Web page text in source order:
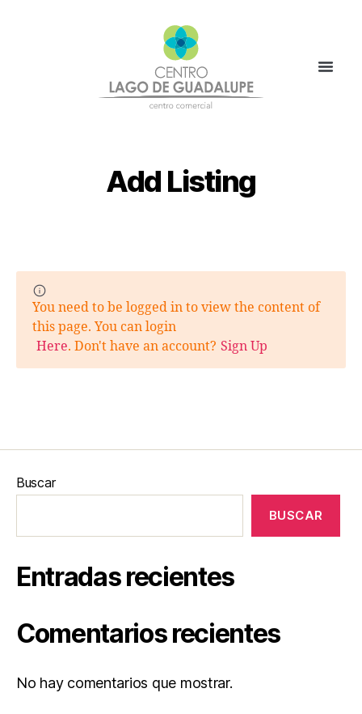
Add Listing
You need to be logged in to view the content of
this page. You can login
Here. Don't have an account? Sign Up
Buscar
BUSCAR
Entradas recientes
Comentarios recientes
No hay comentarios que mostrar.